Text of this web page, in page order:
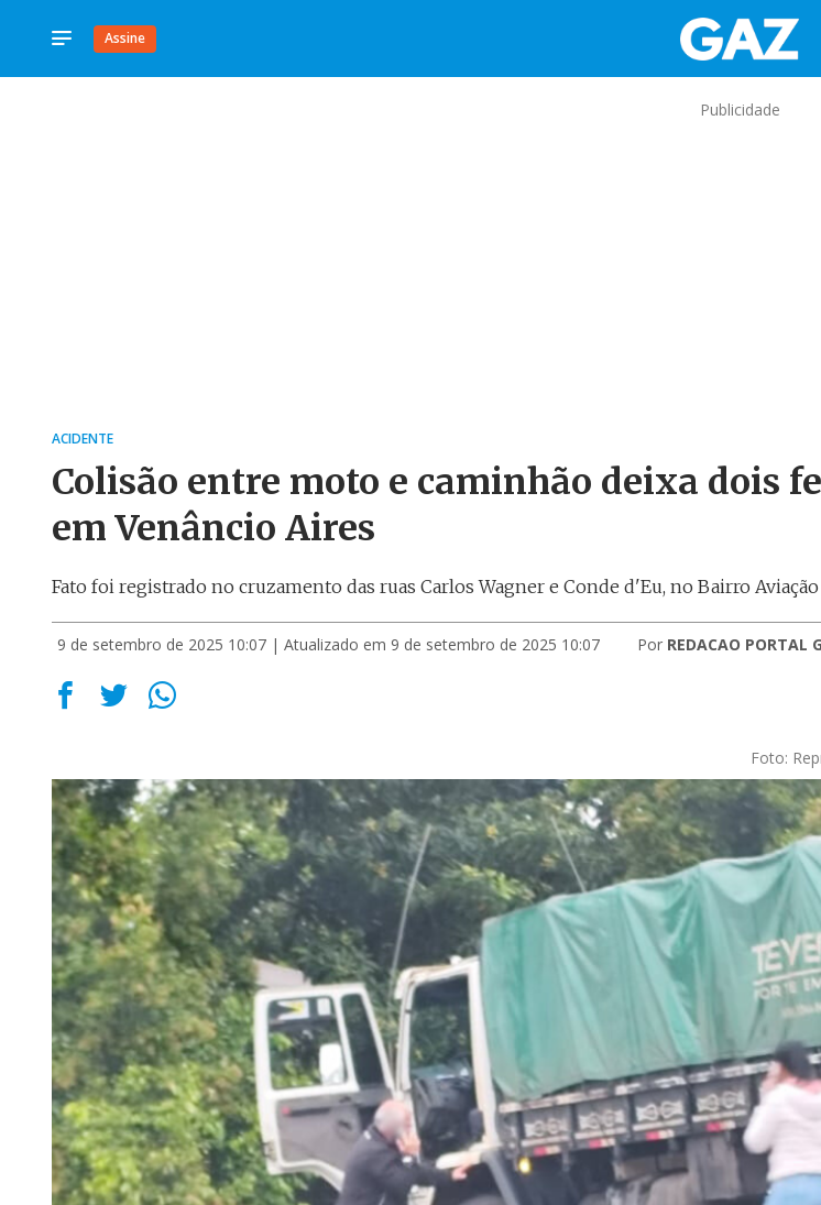
Assine
Publicidade
ACIDENTE
Colisão entre moto e caminhão deixa dois
em Venâncio Aires
Fato foi registrado no cruzamento das ruas Carlos Wagner e Conde d'Eu, no Bairro Aviação
9 de setembro de 2025 10:07 | Atualizado em 9 de setembro de 2025 10:07 Por REDACAO PORTAL
Foto: